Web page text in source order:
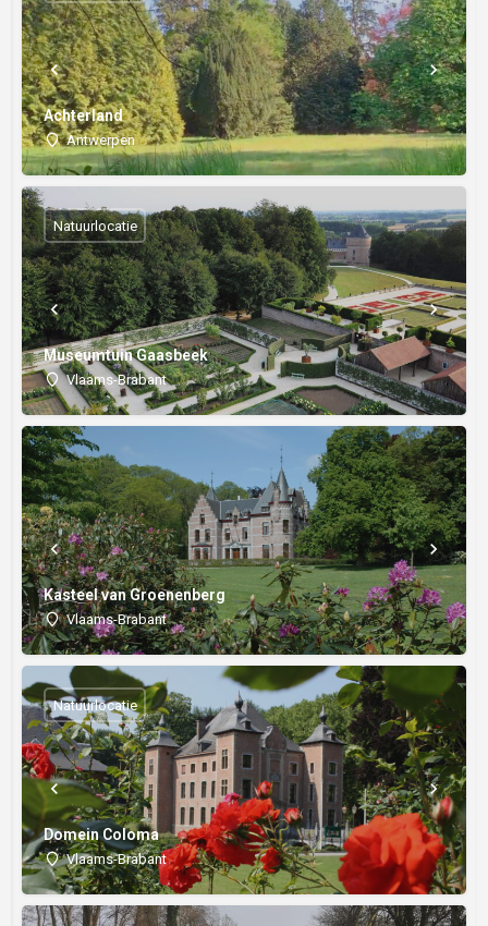
Achterland
Antwerpen
Museumtuin Gaasbeek
Vlaams-Brabant
Natuurlocatie
Kasteel van Groenenberg
Vlaams-Brabant
Domein Coloma
Vlaams-Brabant
Natuurlocatie